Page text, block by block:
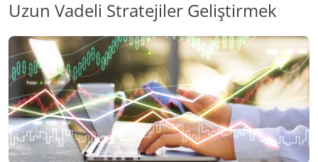
Uzun Vadeli Stratejiler Geliştirmek